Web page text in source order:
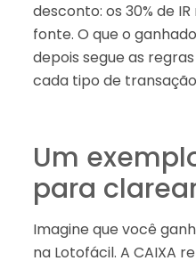
desconto: os 30% de
fonte. O que o
depois segue as
cada tipo de
Um
para
Imagine que você
na Lotofácil. A CAIXA